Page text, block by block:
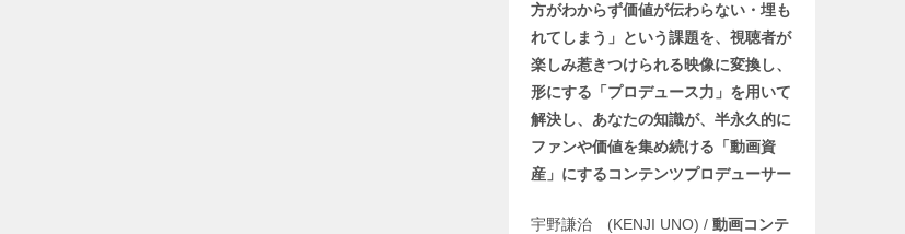
方がわからず価値が伝わらない・埋も
れてしまう」という課題を、視聴者が
楽しみ惹きつけられる映像に変換し、
形にする「プロデュース力」を用いて
解決し、あなたの知識が、半永久的に
ファンや価値を集め続ける「動画資
産」にするコンテンツプロデューサー
宇野謙治 (KENJI UNO) / 動画コンテ